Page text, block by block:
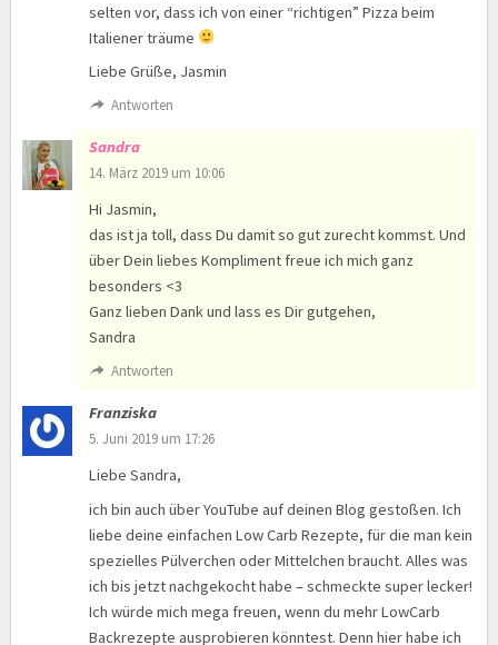
selten vor, dass ich von einer “richtigen” Pizza beim
Italiener träume
Liebe Grüße, Jasmin
Antworten
Sandra
14. März 2019 um 10:06
Hi Jasmin,
das ist ja toll, dass Du damit so gut zurecht kommst. Und
über Dein liebes Kompliment freue ich mich ganz
besonders <3
Ganz lieben Dank und lass es Dir gutgehen,
Sandra
Antworten
Franziska
5. Juni 2019 um 17:26
Liebe Sandra,
ich bin auch über YouTube auf deinen Blog gestoßen. Ich
liebe deine einfachen Low Carb Rezepte, für die man kein
spezielles Pülverchen oder Mittelchen braucht. Alles was
ich bis jetzt nachgekocht habe – schmeckte super lecker!
Ich würde mich mega freuen, wenn du mehr LowCarb
Backrezepte ausprobieren könntest. Denn hier habe ich